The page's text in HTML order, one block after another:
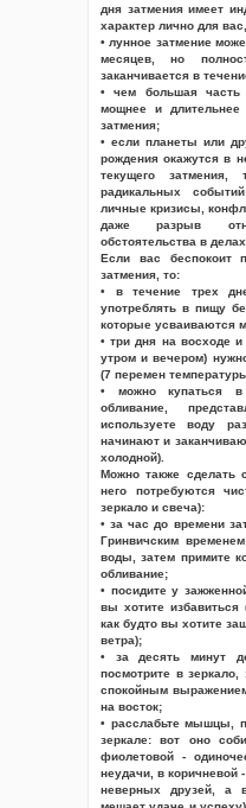
дня затмения имеет
характер лично для
• лунное затмение
месяцев, но
заканчивается в
• чем большая часть
мощнее и длительнее
затмения;
• если планеты или
рождения окажутся в
текущего затмения,
радикальных
личные кризисы,
даже разрыв
обстоятельства в
Если вас беспокоит
затмения, то:
• в течение трех
употреблять в пищу
которые усваиваются
• три дня на восходе
утром и вечером)
(7 перемен
• можно купаться в
обливание,
используете воду
начинают и
холодной).
Можно также сделать
него потребуются
зеркало и свеча):
• за час до времени
Гринвичским
воды, затем примите
обливание;
• посидите у
вы хотите избавиться
как будто вы хотите
ветра);
• за десять минут
посмотрите в
спокойным
на восток;
• расслабьте мышцы,
зеркале: вот оно
фиолетовой -
неудачи, в коричневой
неверных друзей, а